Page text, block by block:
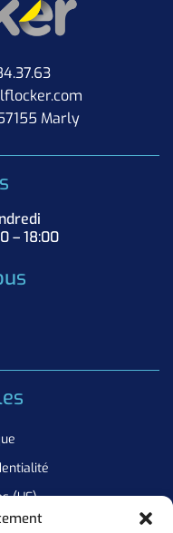
Marly
– 18:00
(UE)